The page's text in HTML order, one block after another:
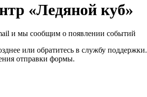
«Ледяной куб»
и мы сообщим о появлении событий
или обратитесь в службу поддержки.
отправки формы.